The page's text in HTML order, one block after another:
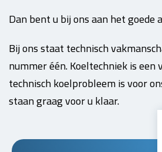
Dan bent u bij ons aan het goede
Bij ons staat technisch
nummer één. Koeltechniek is een
technisch koelprobleem is voor
staan graag voor u klaar.